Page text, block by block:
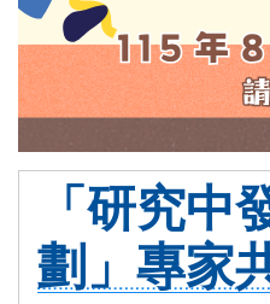
「研究
劃」專家